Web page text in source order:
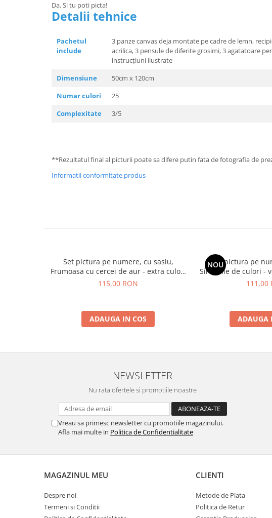
Da. Si tu poti picta!
Detalii tehnice
Pachetul
include
3 panze canvas deja montate pe cadre de lemn,
acrilica, 3 pensule de diferite grosimi, 3 agatatoare
instrucțiuni ilustrate
Dimensiune
50cm x 120cm
Numar culori
25
Complexitate
3/5
**Rezultatul final al picturii poate sa difere putin fata de fotografia de
Informatii conformitate produs
Set pictura pe numere, cu sasiu,
Frumoasa cu cercei de aur - extra culori
metalizate, 40x50 cm
115,00 RON
ADAUGA IN COS
NOU
Set pictura pe
Simfonie de culori -
111,00
ADAUGA
NEWSLETTER
Nu rata ofertele si promotiile noastre
Vreau sa primesc newsletter cu promotiile magazinului.
Afla mai multe in Politica de Confidentialitate
MAGAZINUL MEU
Despre noi
Termeni si Conditii
CLIENTI
Metode de Plata
Politica de Retur